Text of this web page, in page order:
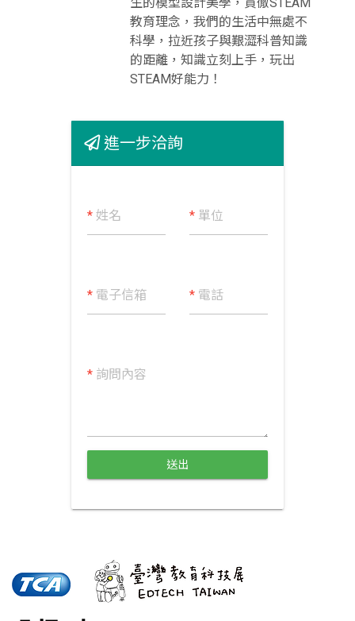
生的模型設計美學，貫徹STEAM
教育理念，我們的生活中無處不
科學，拉近孩子與艱澀科普知識
的距離，知識立刻上手，玩出
STEAM好能力！
進一步洽詢
*姓名 * 單位
*電子信箱 * 電話
*詢問內容
送出